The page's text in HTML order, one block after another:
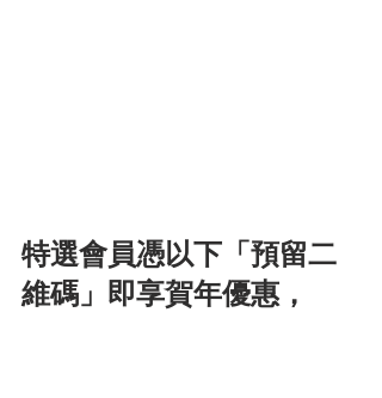
特選會員憑以下「預留二
維碼」即享賀年優惠，